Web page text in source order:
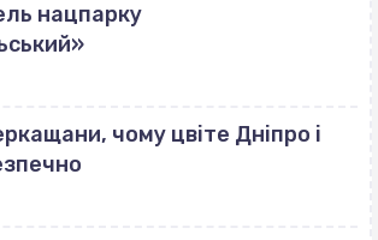
нацпарку
чому цвіте Дніпро і